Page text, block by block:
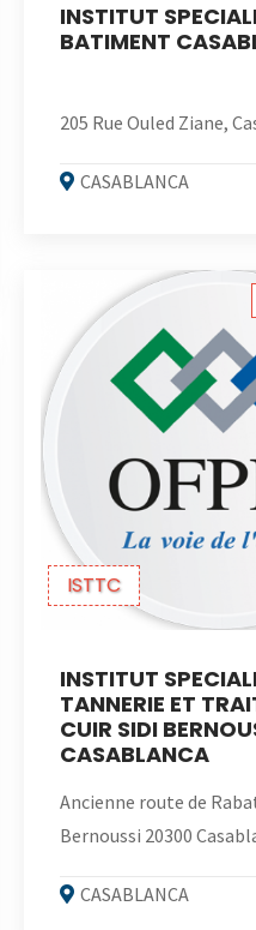
INSTITUT
BATIMENT
205 Rue Ouled Ziane,
CASABLANCA
ISTTC
INSTITUT
TANNERIE ET
CUIR SIDI
CASABLANCA
Ancienne route de
Bernoussi 20300
CASABLANCA